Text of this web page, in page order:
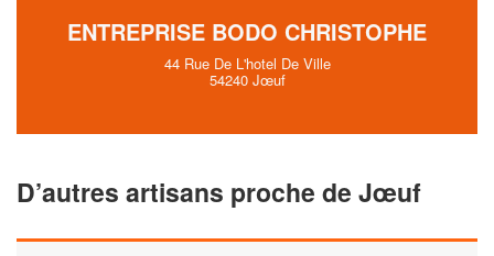
ENTREPRISE BODO CHRISTOPHE
44 Rue De L'hotel De Ville
54240 Jœuf
D’autres artisans proche de Jœuf